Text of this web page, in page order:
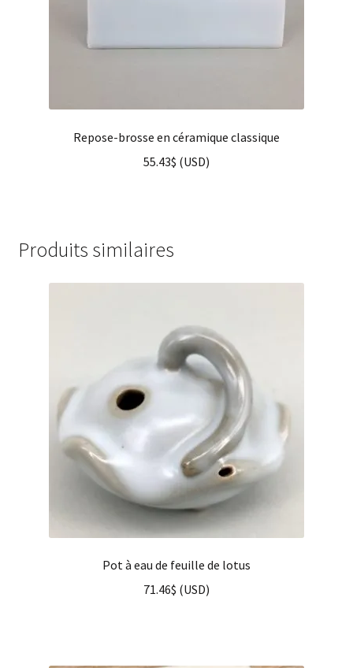
Repose-brosse en céramique classique
55.43$ (USD)
Produits similaires
Pot à eau de feuille de lotus
71.46$ (USD)